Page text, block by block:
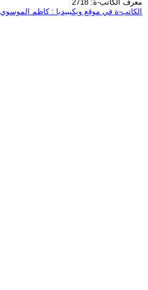
معرف الكاتب-ة: 2718
الكاتب-ة في موقع ويكيبيديا : كاظم الموسوي